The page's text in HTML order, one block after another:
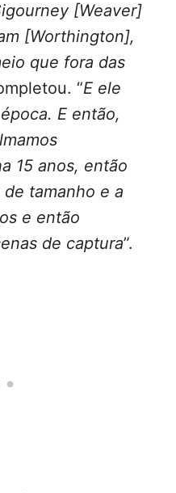
[Weaver]
[Worthington],
que fora das
“E ele
E então,
15 anos, então
tamanho e a
e então
de captura”.